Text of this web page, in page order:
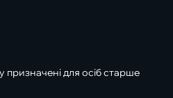
призначені для осіб старше